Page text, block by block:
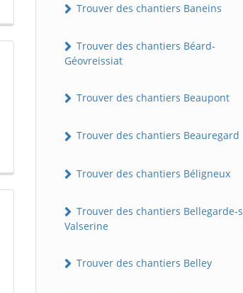
Trouver des chantiers Baneins
Trouver des chantiers Béard-
Géovreissiat
Trouver des chantiers Beaupont
Trouver des chantiers Beauregard
Trouver des chantiers Béligneux
Trouver des chantiers Bellegarde-
Valserine
Trouver des chantiers Belley